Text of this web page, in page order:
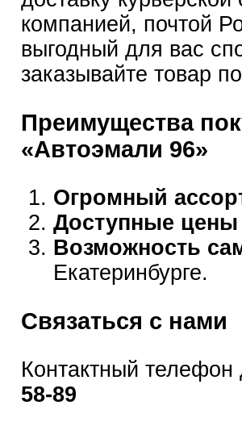
компанией, почтой
выгодный для вас
заказывайте товар
Преимущества
«Автоэмали 96»
Огромный
Доступные цены
Возможность
Екатеринбурге.
Связаться с нами
Контактный телефон
58-89